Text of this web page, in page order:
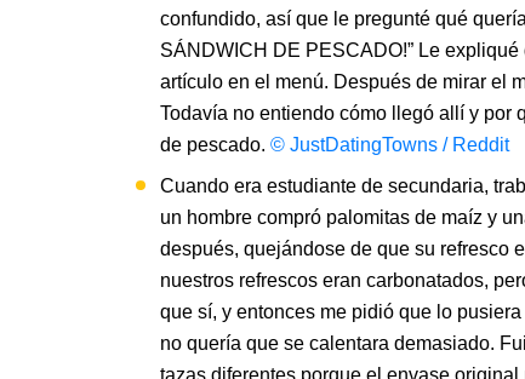
confundido, así que le pregunté qué
SÁNDWICH DE PESCADO!” Le
artículo en el menú. Después de mirar el
Todavía no entiendo cómo llegó allí y por
de pescado. © JustDatingTowns / Reddit
Cuando era estudiante de secundaria,
un hombre compró palomitas de maíz y
después, quejándose de que su refresco
nuestros refrescos eran carbonatados,
que sí, y entonces me pidió que lo
no quería que se calentara demasiado.